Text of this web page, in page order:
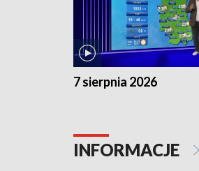
7 sierpnia 2026
INFORMACJE